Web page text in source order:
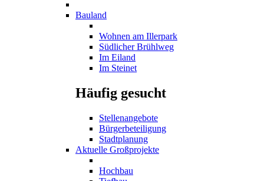
Bauland
Wohnen am Illerpark
Südlicher Brühlweg
Im Eiland
Im Steinet
Häufig gesucht
Stellenangebote
Bürgerbeteiligung
Stadtplanung
Aktuelle Großprojekte
Hochbau